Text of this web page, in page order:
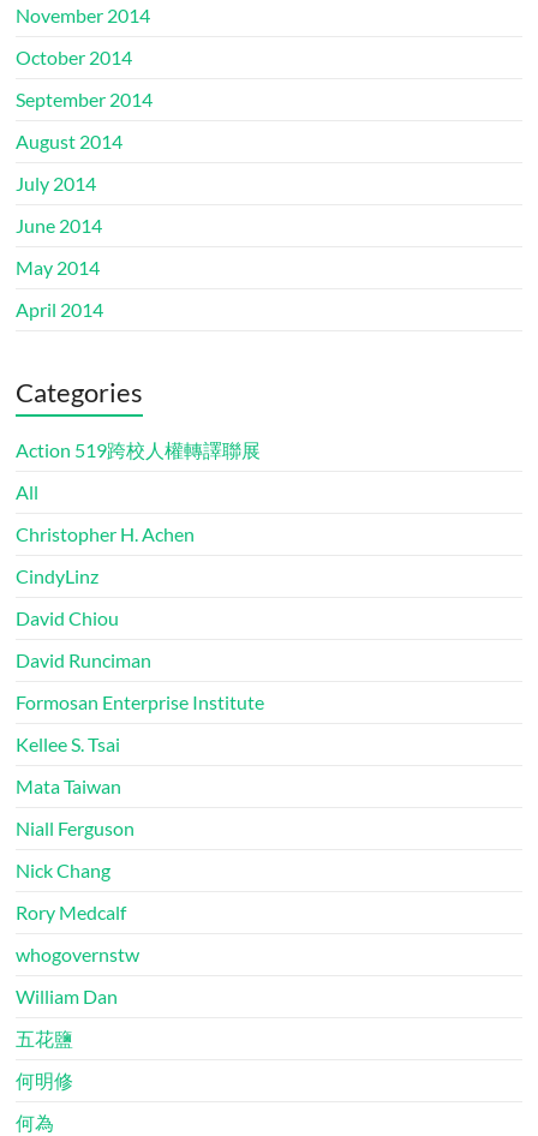
November 2014
October 2014
September 2014
August 2014
July 2014
June 2014
May 2014
April 2014
Categories
Action 519跨校人權轉譯聯展
All
Christopher H. Achen
CindyLinz
David Chiou
David Runciman
Formosan Enterprise Institute
Kellee S. Tsai
Mata Taiwan
Niall Ferguson
Nick Chang
Rory Medcalf
whogovernstw
William Dan
五花鹽
何明修
何為